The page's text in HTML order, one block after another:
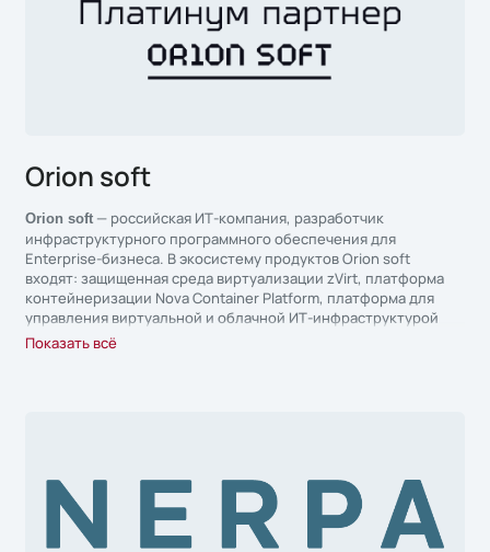
Orion soft
Orion soft — российская ИТ-компания, разработчик
инфраструктурного программного обеспечения для
Enterprise-бизнеса. В экосистему продуктов Orion soft
входят: защищенная среда виртуализации zVirt, платформа
контейнеризации Nova Container Platform, платформа для
управления виртуальной и облачной ИТ-инфраструктурой
Cloudlink, платформа виртуализации рабочих столов и
Показать всё